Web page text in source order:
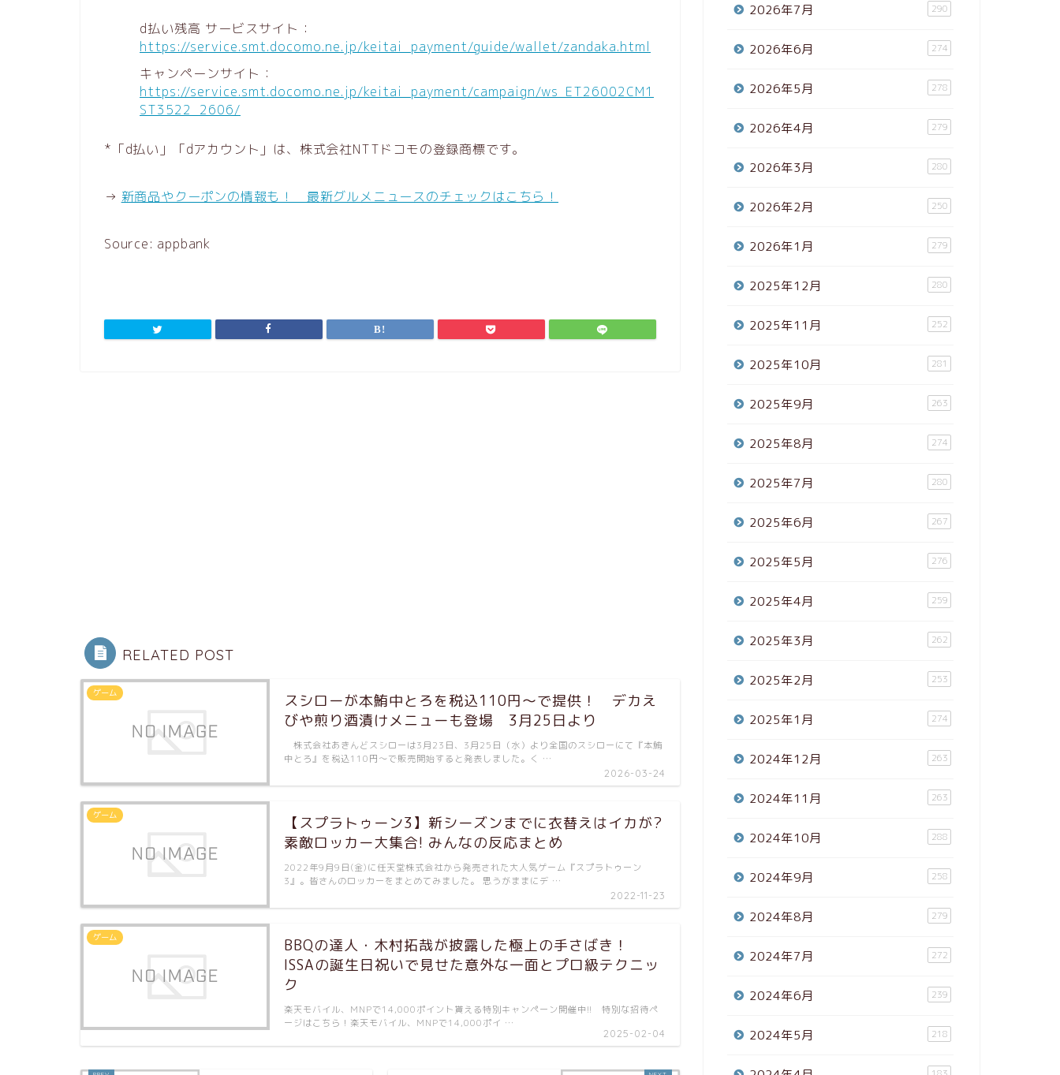
d払い残高 サービスサイト：
https://service.smt.docomo.ne.jp/keitai_payment/guide/wallet/zandaka.html
キャンペーンサイト：
https://service.smt.docomo.ne.jp/keitai_payment/campaign/ws_ET26002CM1
ST3522_2606/
*「d払い」「dアカウント」は、株式会社NTTドコモの登録商標です。
→ 新商品やクーポンの情報も！ 最新グルメニュースのチェックはこちら！
Source: appbank
RELATED POST
ゲーム
スシローが本鮪中とろを税込110円～で提供！ デカえ
びや煎り酒漬けメニューも登場 3月25日より
2026-03-24
株式会社あきんどスシローは3月23日、3月25日（水）より全国のスシローにて『本鮪
中とろ』を税込110円～で販売開始すると発表しました。く …
ゲーム
【スプラトゥーン3】新シーズンまでに衣替えはイカが?
素敵ロッカー大集合! みんなの反応まとめ
2022-11-23
2022年9月9日(金)に任天堂株式会社から発売された大人気ゲーム『スプラトゥーン
3』。皆さんのロッカーをまとめてみました。 思うがままにデ …
ゲーム
BBQの達人・木村拓哉が披露した極上の手さばき！
ISSAの誕生日祝いで見せた意外な一面とプロ級テクニッ
ク
2025-02-04
楽天モバイル、MNPで14,000ポイント貰える特別キャンペーン開催中!! 特別な招待ペ
ージはこちら！楽天モバイル、MNPで14,000ポイ …
2026年7月 290
2026年6月 274
2026年5月 278
2026年4月 279
2026年3月 280
2026年2月 250
2026年1月 279
2025年12月 280
2025年11月 252
2025年10月 281
2025年9月 263
2025年8月 274
2025年7月 280
2025年6月 267
2025年5月 276
2025年4月 259
2025年3月 262
2025年2月 253
2025年1月 274
2024年12月 263
2024年11月 263
2024年10月 288
2024年9月 258
2024年8月 279
2024年7月 272
2024年6月 239
2024年5月 218